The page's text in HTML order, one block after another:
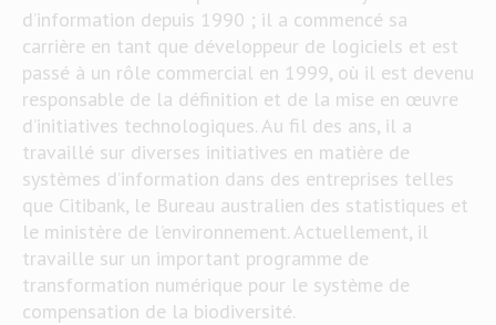
d’information depuis 1990 ; il a commencé sa
carrière en tant que développeur de logiciels et est
passé à un rôle commercial en 1999, où il est devenu
responsable de la définition et de la mise en œuvre
d’initiatives technologiques. Au fil des ans, il a
travaillé sur diverses initiatives en matière de
systèmes d’information dans des entreprises telles
que Citibank, le Bureau australien des statistiques et
le ministère de l’environnement. Actuellement, il
travaille sur un important programme de
transformation numérique pour le système de
compensation de la biodiversité.